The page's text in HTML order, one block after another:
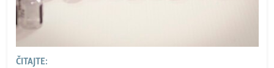
ČITAJTE: